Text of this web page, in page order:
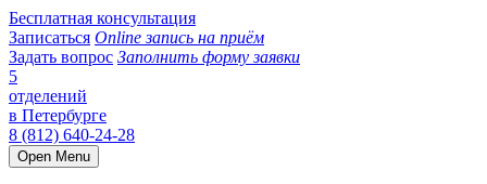
Бесплатная консультация
Записаться Online запись на приём
Задать вопрос Заполнить форму заявки
5
отделений
в Петербурге
8 (812) 640-24-28
Open Menu